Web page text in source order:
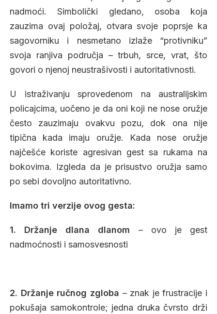
nadmoći. Simbolički gledano, osoba koja
zauzima ovaj položaj, otvara svoje poprsje ka
sagovorniku i nesmetano izlaže “protivniku”
svoja ranjiva područja – trbuh, srce, vrat, što
govori o njenoj neustrašivosti i autoritativnosti.
U istraživanju sprovedenom na australijskim
policajcima, uočeno je da oni koji ne nose oružje
često zauzimaju ovakvu pozu, dok ona nije
tipična kada imaju oružje. Kada nose oružje
najčešće koriste agresivan gest sa rukama na
bokovima. Izgleda da je prisustvo oružja samo
po sebi dovoljno autoritativno.
Imamo tri verzije ovog gesta:
1. Držanje dlana dlanom – ovo je gest
nadmoćnosti i samosvesnosti
2. Držanje ručnog zgloba – znak je frustracije i
pokušaja samokontrole; jedna druka čvrsto drži